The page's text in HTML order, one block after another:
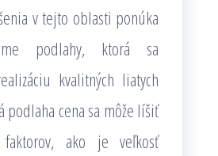
v tejto oblasti ponúka
podlahy, ktorá sa
kvalitných liatych
podlaha cena sa môže líšiť
faktorov, ako je veľkosť